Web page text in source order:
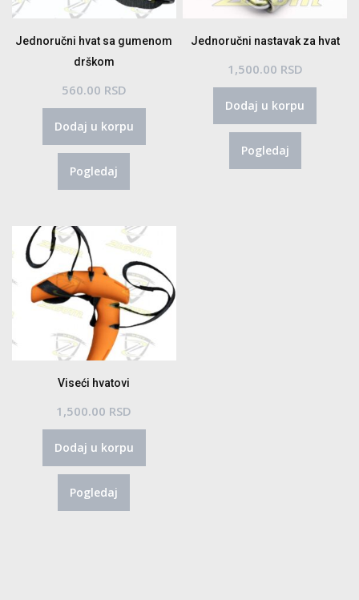
Jednoručni hvat sa gumenom
drškom
560.00 RSD
Dodaj u korpu
Pogledaj
Jednoručni nastavak za hvat
1,500.00 RSD
Dodaj u korpu
Pogledaj
Viseći hvatovi
1,500.00 RSD
Dodaj u korpu
Pogledaj